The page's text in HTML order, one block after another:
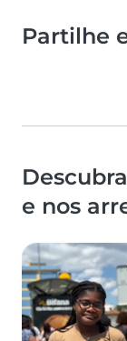
Partilhe
e nos